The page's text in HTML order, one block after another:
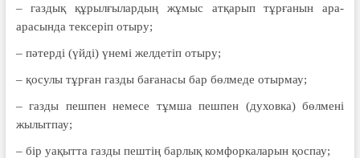
– газдық құрылғылардың жұмыс атқарып тұрғанын ара-
арасында тексеріп отыру;
– пәтерді (үйді) үнемі желдетіп отыру;
– қосулы тұрған газды бағанасы бар бөлмеде отырмау;
– газды пешпен немесе тұмша пешпен (духовка) бөлмені
жылытпау;
– бір уақытта газды пештің барлық комфоркаларын қоспау;